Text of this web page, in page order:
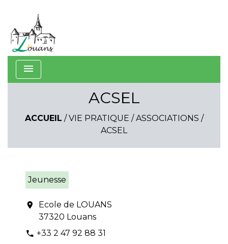
menu
ACSEL
ACCUEIL /VIE PRATIQUE /ASSOCIATIONS /
ACSEL
Jeunesse
location_on
Ecole de LOUANS
37320 Louans
phone +33 2 47 92 88 31